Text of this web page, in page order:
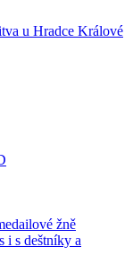
u Hradce Králové
žně
i s deštníky a